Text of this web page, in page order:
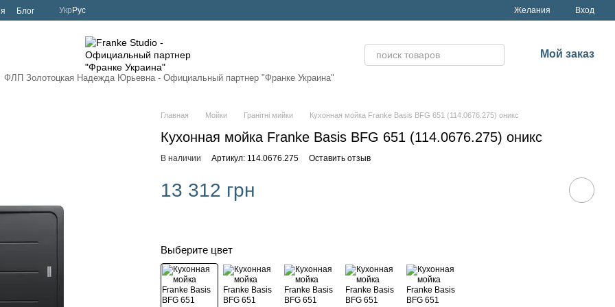
Блог Укр Рус Желания Вход
ФЛП Золотоцкая Надежда Юрьевна - Официальный партнер "Франке Украина"
Мой заказ
Главная Мойки Гранітні мийки Кухонная мойка Franke Basis BFG 651 (114.0676.275) оникс
Кухонная мойка Franke Basis BFG 651 (114.0676.275) оникс
В наличии Артикул: 114.0676.275 Оставить отзыв
13 312 грн
Выберите цвет